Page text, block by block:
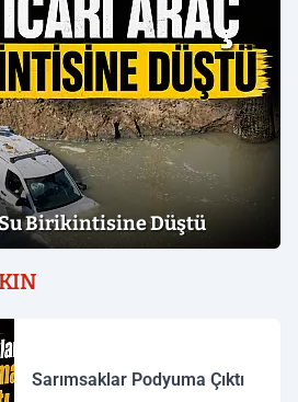
Birikintisine Düştü
Sarımsaklar Podyuma Çıktı